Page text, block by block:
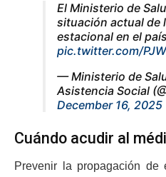
El Ministerio de
situación actual de
estacional en el
pic.twitter.com/
— Ministerio de
Asistencia Social
December 16, 2025
Cuándo acudir al
Prevenir la propagación de